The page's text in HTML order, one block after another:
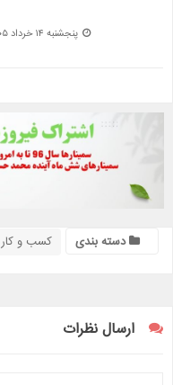
پنجشنبه ۱۴ خرداد ۱۴۰۵
دسته بندی کسب و کار
ارسال نظرات